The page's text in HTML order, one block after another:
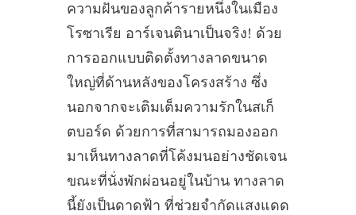
ความฝันของลูกค้ารายหนึ่งในเมือง
โรซาเรีย อาร์เจนตินาเป็นจริง! ด้วย
การออกแบบติดตั้งทางลาดขนาด
ใหญ่ที่ด้านหลังของโครงสร้าง ซึ่ง
นอกจากจะเติมเต็มความรักในสเก็
ตบอร์ด ด้วยการที่สามารถมองออก
มาเห็นทางลาดที่โค้งมนอย่างชัดเจน
ขณะที่นั่งพักผ่อนอยู่ในบ้าน ทางลาด
นี้ยังเป็นดาดฟ้า ที่ช่วยจำกัดแสงแดด